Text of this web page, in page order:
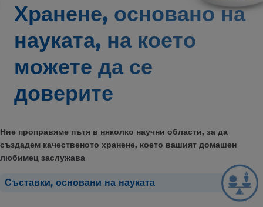
Хранене, основано на
науката, на което
можете да се
доверите
Ние проправяме пътя в няколко научни области, за да
създадем качественото хранене, което вашият домашен
любимец заслужава
Съставки, основани на науката